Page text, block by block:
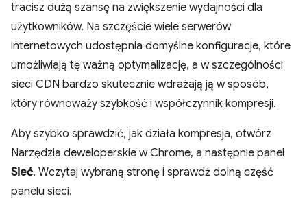
tracisz dużą szansę na zwiększenie wydajności dla
użytkowników. Na szczęście wiele serwerów
internetowych udostępnia domyślne konfiguracje, które
umożliwiają tę ważną optymalizację, a w szczególności
sieci CDN bardzo skutecznie wdrażają ją w sposób,
który równoważy szybkość i współczynnik kompresji.
Aby szybko sprawdzić, jak działa kompresja, otwórz
Narzędzia deweloperskie w Chrome, a następnie panel
Sieć. Wczytaj wybraną stronę i sprawdź dolną część
panelu sieci.